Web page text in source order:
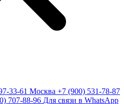
33-61 Москва +7 (900) 531-78-87
707-88-96 Для связи в WhatsApp